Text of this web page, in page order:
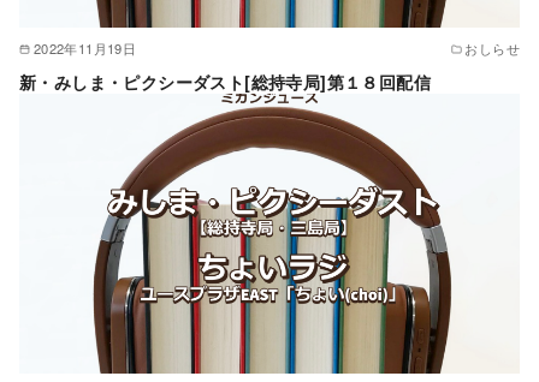
2022年11月19日 おしらせ
新・みしま・ピクシーダスト[総持寺局]第１８回配信